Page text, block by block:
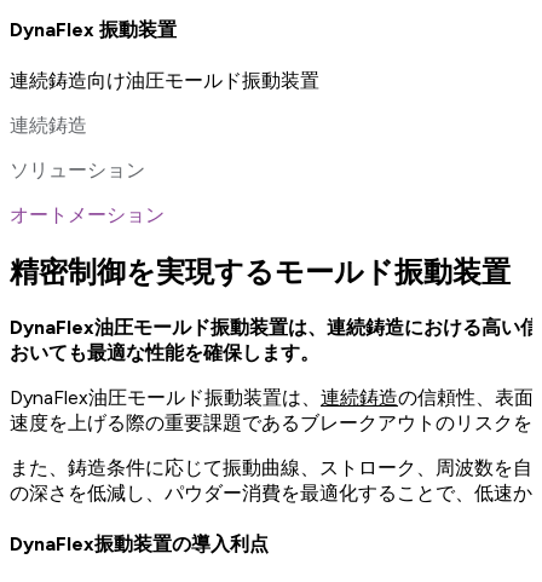
DynaFlex 振動装置
連続鋳造向け油圧モールド振動装置
連続鋳造
ソリューション
オートメーション
精密制御を実現するモールド振動装置
DynaFlex油圧モールド振動装置は、連続鋳造における高い
おいても最適な性能を確保します。
DynaFlex油圧モールド振動装置は、 連続鋳造の信頼性、表面
速度を上げる際の重要課題であるブレークアウトのリスクを
また、鋳造条件に応じて振動曲線、ストローク、周波数を
の深さを低減し、パウダー消費を最適化することで、低速
DynaFlex振動装置の導入利点